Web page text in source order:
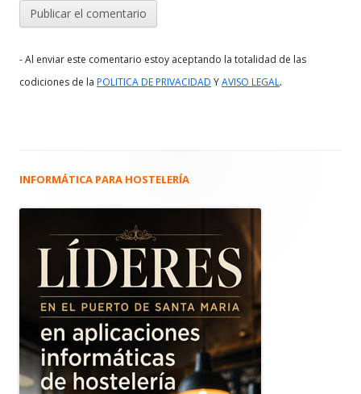
- Al enviar este comentario estoy aceptando la totalidad de las
codiciones de la POLITICA DE PRIVACIDAD YAVISO LEGAL.
Barra
principal
INFORMÁTICA PARA HOSTELERÍA